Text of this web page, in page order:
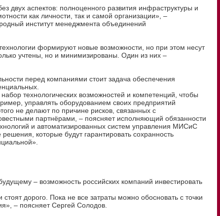
двух аспектов: полноценного развития инфраструктуры и
как личности, так и самой организации», –
институт менеджмента объединений
формируют новые возможности, но при этом несут
учтены, но и минимизированы. Один из них –
перед компаниями стоит задача обеспечения
технологических возможностей и компетенций, чтобы
управлять оборудованием своих предприятий
не делают по причине рисков, связанных с
партнёрами, – поясняет исполняющий обязанности
и автоматизированных систем управления МИСиС
которые будут гарантировать сохранность
– возможность российских компаний инвестировать
дорого. Пока не все затраты можно обосновать с точки
– поясняет Сергей Солодов.